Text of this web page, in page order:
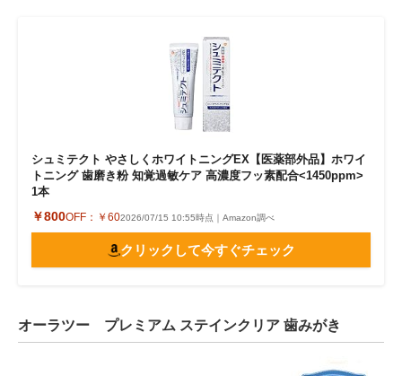
シュミテクト やさしくホワイトニングEX【医薬部外品】ホワイ
トニング 歯磨き粉 知覚過敏ケア 高濃度フッ素配合<1450ppm>
1本
￥800OFF： ￥602026/07/15 10:55時点｜Amazon調べ
クリックして今すぐチェック
オーラツー プレミアム ステインクリア 歯みがき